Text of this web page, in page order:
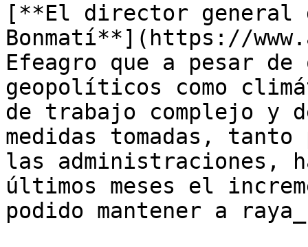
[**El director general
Bonmatí**](https://
Efeagro que a pesar
geopolíticos como
de trabajo complejo y
medidas tomadas, tanto
las administraciones,
últimos meses el
podido mantener a